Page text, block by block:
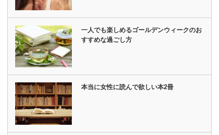
一人でも楽しめるゴールデンウィークのお
すすめな過ごし方
本当に女性に読んで欲しい本2冊